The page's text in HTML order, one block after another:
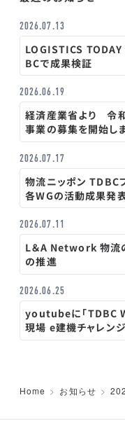
2026.07.13
LOGISTICS TODAY
BCで成果検証
2026.06.19
経済産業省より 令
事業の募集を開始しま
2026.07.17
物流ニッポン TDBC
各WGの活動成果発
2026.07.11
L＆A Network 物流の新しい未来を実現するデジタル化
の推進
2026.06.25
youtubeに「TDBC
現場 e建機チャレン
Home お知らせ